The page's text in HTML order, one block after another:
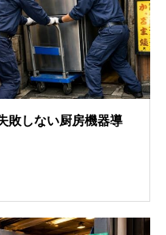
敗しない厨房機器導